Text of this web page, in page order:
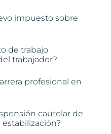
impuesto sobre
de trabajo
trabajador?
profesional en
cautelar de